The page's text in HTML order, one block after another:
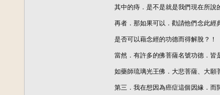
其中的痔．是不是就是我們現在所說
再者．那如果可以．勸請他們念此經
是否可以藉念經的功德而得解脫？！
當然．有許多的佛菩薩名號功德．皆
如藥師琉璃光王佛．大悲菩薩、大願
第三．我在想因為癌症這個因緣．而